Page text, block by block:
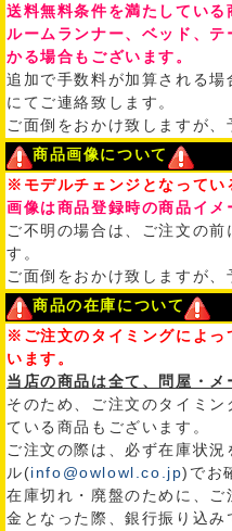
送料無料条件を満たしている
ルームランナー、ベッド、
かる場合もございます。
追加で手数料が加算される
にてご連絡致します。
ご面倒をおかけ致しますが、
商品画像について
※モデルチェンジとなってい
画像は商品登録時の商品イメ
ご不明の場合は、ご注文の
す。
ご面倒をおかけ致しますが、
商品の在庫について
※ご注文のタイミングによっ
います。
当店の商品は全て、問屋・メ
そのため、ご注文のタイミ
ている商品もございます。
ご注文の際は、必ず在庫状
ル(info@owlowl.co.jp)でお
在庫切れ・廃盤のために、
金となった際、銀行振り込